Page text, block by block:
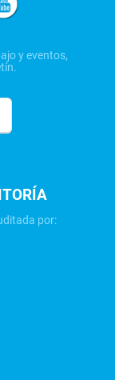
y eventos,
por: